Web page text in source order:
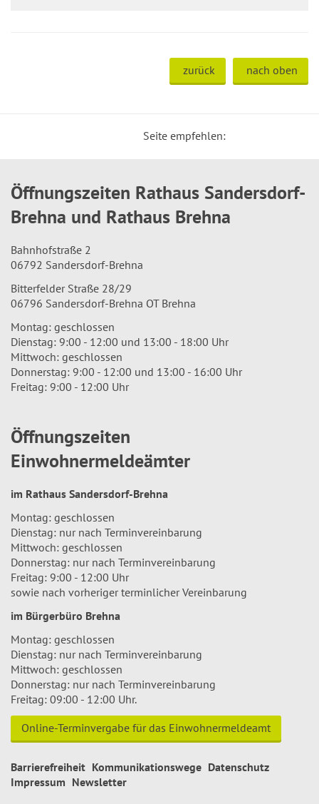
zurück nach oben
Seite empfehlen:
Öffnungszeiten Rathaus Sandersdorf-
Brehna und Rathaus Brehna
Bahnhofstraße 2
06792 Sandersdorf-Brehna
Bitterfelder Straße 28/29
06796 Sandersdorf-Brehna OT Brehna
Montag: geschlossen
Dienstag: 9:00 - 12:00 und 13:00 - 18:00 Uhr
Mittwoch: geschlossen
Donnerstag: 9:00 - 12:00 und 13:00 - 16:00 Uhr
Freitag: 9:00 - 12:00 Uhr
Öffnungszeiten
Einwohnermeldeämter
im Rathaus Sandersdorf-Brehna
Montag: geschlossen
Dienstag: nur nach Terminvereinbarung
Mittwoch: geschlossen
Donnerstag: nur nach Terminvereinbarung
Freitag: 9:00 - 12:00 Uhr
sowie nach vorheriger terminlicher Vereinbarung
im Bürgerbüro Brehna
Montag: geschlossen
Dienstag: nur nach Terminvereinbarung
Mittwoch: geschlossen
Donnerstag: nur nach Terminvereinbarung
Freitag: 09:00 - 12:00 Uhr.
Online-Terminvergabe für das Einwohnermeldeamt
Barrierefreiheit Kommunikationswege Datenschutz
Impressum Newsletter